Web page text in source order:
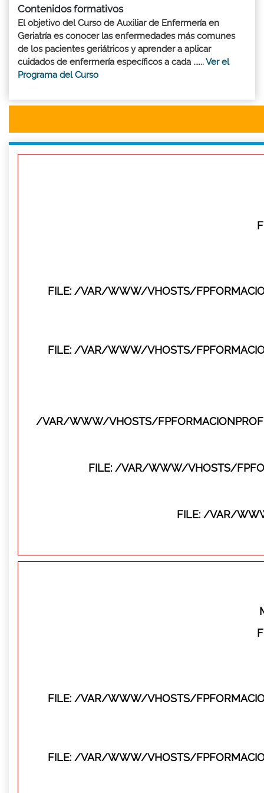
Contenidos formativos
El objetivo del Curso de Auxiliar de Enfermería en
Geriatría es conocer las enfermedades más comunes
de los pacientes geriátricos y aprender a aplicar
cuidados de enfermería específicos a cada ......Ver el
Programa del Curso
FILE: /VAR/WWW/VHOSTS/
FILE: /VAR/WWW/VHOSTS/
/VAR/WWW/VHOSTS/
FILE: /VAR/WWW/VHOSTS/
FILE: /VAR/
FILE: /VAR/WWW/VHOSTS/
FILE: /VAR/WWW/VHOSTS/